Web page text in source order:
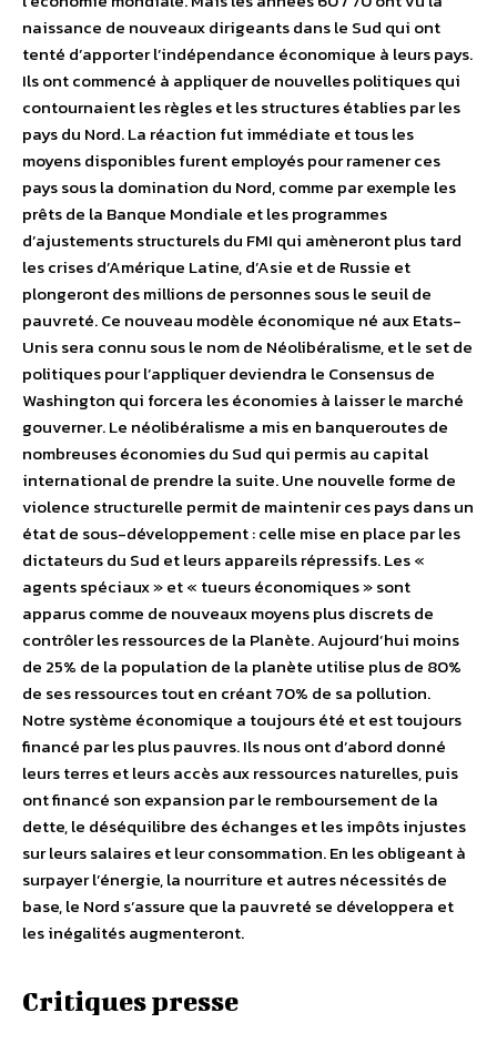
naissance de nouveaux dirigeants dans le Sud qui ont
tenté d’apporter l’indépendance économique à leurs pays.
Ils ont commencé à appliquer de nouvelles politiques qui
contournaient les règles et les structures établies par les
pays du Nord. La réaction fut immédiate et tous les
moyens disponibles furent employés pour ramener ces
pays sous la domination du Nord, comme par exemple les
prêts de la Banque Mondiale et les programmes
d’ajustements structurels du FMI qui amèneront plus tard
les crises d’Amérique Latine, d’Asie et de Russie et
plongeront des millions de personnes sous le seuil de
pauvreté. Ce nouveau modèle économique né aux Etats-
Unis sera connu sous le nom de Néolibéralisme, et le set de
politiques pour l’appliquer deviendra le Consensus de
Washington qui forcera les économies à laisser le marché
gouverner. Le néolibéralisme a mis en banqueroutes de
nombreuses économies du Sud qui permis au capital
international de prendre la suite. Une nouvelle forme de
violence structurelle permit de maintenir ces pays dans un
état de sous-développement : celle mise en place par les
dictateurs du Sud et leurs appareils répressifs. Les «
agents spéciaux » et « tueurs économiques » sont
apparus comme de nouveaux moyens plus discrets de
contrôler les ressources de la Planète. Aujourd’hui moins
de 25% de la population de la planète utilise plus de 80%
de ses ressources tout en créant 70% de sa pollution.
Notre système économique a toujours été et est toujours
financé par les plus pauvres. Ils nous ont d’abord donné
leurs terres et leurs accès aux ressources naturelles, puis
ont financé son expansion par le remboursement de la
dette, le déséquilibre des échanges et les impôts injustes
sur leurs salaires et leur consommation. En les obligeant à
surpayer l’énergie, la nourriture et autres nécessités de
base, le Nord s’assure que la pauvreté se développera et
les inégalités augmenteront.
Critiques presse